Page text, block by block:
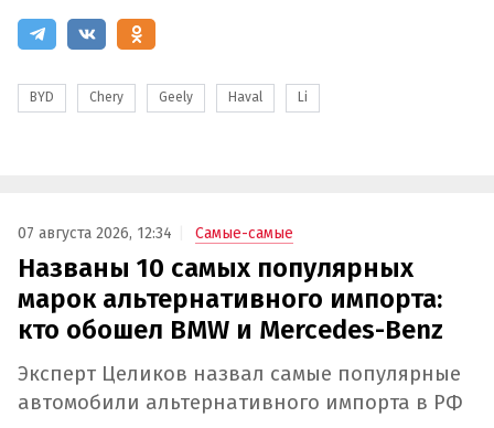
BYD Chery Geely Haval Li
07 августа 2026, 12:34 Самые-самые
Названы 10 самых популярных
марок альтернативного импорта:
кто обошел BMW и Mercedes-Benz
Эксперт Целиков назвал самые популярные
автомобили альтернативного импорта в РФ